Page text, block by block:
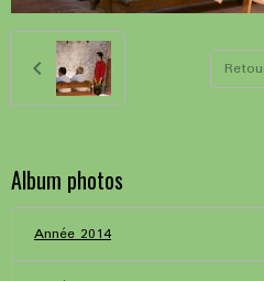
Album photos
Année 2014